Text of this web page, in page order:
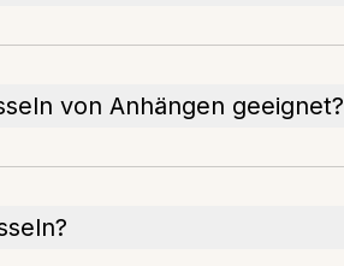
von Anhängen geeignet?